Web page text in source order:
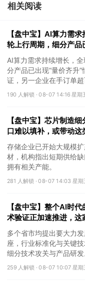
相关阅读
【盘中宝】AI算力需
轮上行周期，细分产品
单超百亿元
AI算力需求持续增长，
分产品已出现“量价齐升
证，另一企业在手订单超
190 人解锁 ·08-07 14:16 星期
【盘中宝】芯片制造
口难以填补，或带动这
产能
存储企业已开始大规模
材，机构指出短期供给
拥有相关产能。
281 人解锁 ·08-07 14:03 星期
【盘中宝】整个AI时
术验证正加速推进，这
研发
多个省市均提出要大力
座，行业标准化与关键
细分技术攻关与产品研发
259 人解锁 ·08-07 10:07 星期